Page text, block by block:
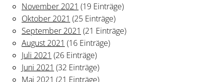
November 2021 (19 Einträge)
Oktober 2021 (25 Einträge)
September 2021 (21 Einträge)
August 2021 (16 Einträge)
Juli 2021 (26 Einträge)
Juni 2021 (32 Einträge)
Mai 2021 (21 Einträge)